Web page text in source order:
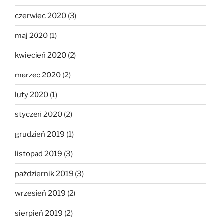
czerwiec 2020 (3)
maj 2020 (1)
kwiecień 2020 (2)
marzec 2020 (2)
luty 2020 (1)
styczeń 2020 (2)
grudzień 2019 (1)
listopad 2019 (3)
październik 2019 (3)
wrzesień 2019 (2)
sierpień 2019 (2)